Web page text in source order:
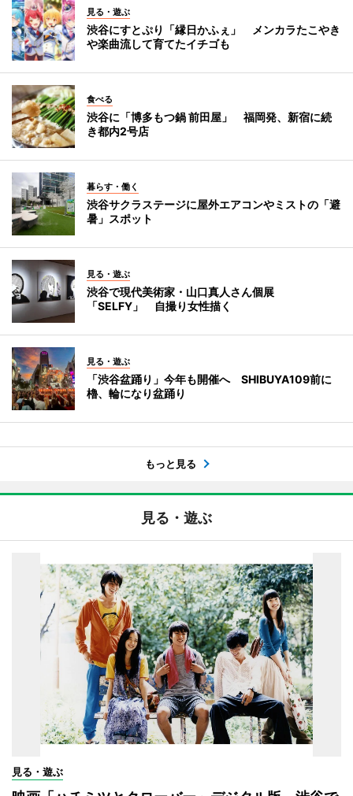
見る・遊ぶ
渋谷にすとぷり「縁日かふぇ」 メンカラたこやき
や楽曲流して育てたイチゴも
食べる
渋谷に「博多もつ鍋 前田屋」 福岡発、新宿に続
き都内2号店
暮らす・働く
渋谷サクラステージに屋外エアコンやミストの「避
暑」スポット
見る・遊ぶ
渋谷で現代美術家・山口真人さん個展
「SELFY」 自撮り女性描く
見る・遊ぶ
「渋谷盆踊り」今年も開催へ SHIBUYA109前に
櫓、輪になり盆踊り
もっと見る
見る・遊ぶ
見る・遊ぶ